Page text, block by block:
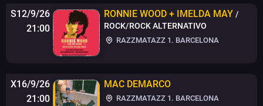
S12/9/26
21:00
RONNIE WOOD + IMELDA MAY /
ROCK/ROCK ALTERNATIVO
RAZZMATAZZ 1. BARCELONA
X16/9/26
21:00
MAC DEMARCO
RAZZMATAZZ 1. BARCELONA